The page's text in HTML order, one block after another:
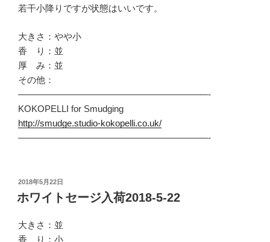
若干小降りですが状態はいいです。
大きさ：やや小
香 り：並
厚 み：並
その他：
—————————————————————-
KOKOPELLI for Smudging
http://smudge.studio-kokopelli.co.uk/
—————————————————————-
投
稿
日:
2018年5月22日
ホワイトセージ入荷2018-5-22
大きさ：並
香 り：小